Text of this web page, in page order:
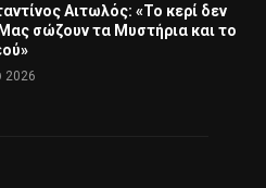
Αιτωλός: «Το κερί δεν
σώζουν τα Μυστήρια και το
2026